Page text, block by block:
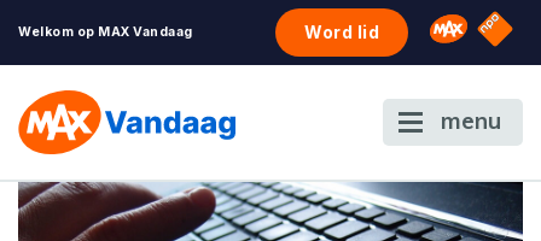
Welkom op MAX Vandaag Word lid Omroep
NPO
menu